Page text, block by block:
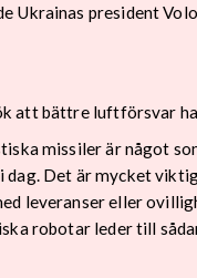
Ukrainas president
att bättre luftförsvar
missiler är något
dag. Det är mycket
leveranser eller
robotar leder till